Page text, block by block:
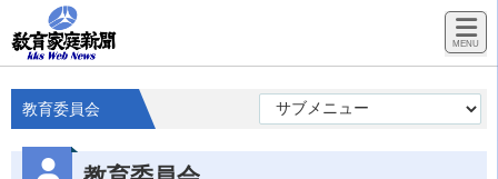
教育委員会